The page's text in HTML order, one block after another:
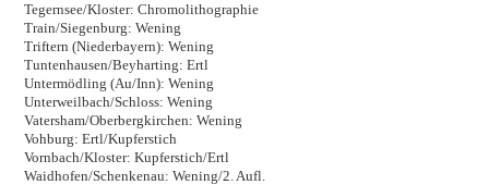
Tegernsee/Kloster: Chromolithographie
Train/Siegenburg: Wening
Triftern (Niederbayern): Wening
Tuntenhausen/Beyharting: Ertl
Untermödling (Au/Inn): Wening
Unterweilbach/Schloss: Wening
Vatersham/Oberbergkirchen: Wening
Vohburg: Ertl/Kupferstich
Vornbach/Kloster: Kupferstich/Ertl
Waidhofen/Schenkenau: Wening/2. Aufl.